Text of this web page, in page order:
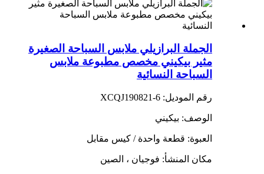
الجملة البرازيلي ملابس السباحة الصغيرة
مثير بيكيني مخصص مطبوعة ملابس
السباحة النسائية
رقم الموديل: XCQJ190821-6
الوصف: بيكيني
العبوة: قطعة واحدة / كيس مقابل
مكان المنشأ: فوجيان ، الصين